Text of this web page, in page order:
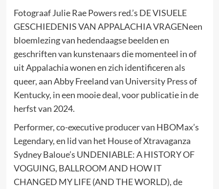
FotograafJulie Rae Powers red.’s DE VISUELE
GESCHIEDENIS VAN APPALACHIA VRAGENeen
bloemlezing van hedendaagse beelden en
geschriften van kunstenaars die momenteel in of
uit Appalachia wonen en zich identificeren als
queer, aan Abby Freeland van University Press of
Kentucky, in een mooie deal, voor publicatie in de
herfst van 2024.
Performer, co-executive producer van HBOMax’s
Legendary, en lid van het House of Xtravaganza
Sydney Baloue’s UNDENIABLE: A HISTORY OF
VOGUING, BALLROOM AND HOW IT
CHANGED MY LIFE (AND THE WORLD), de